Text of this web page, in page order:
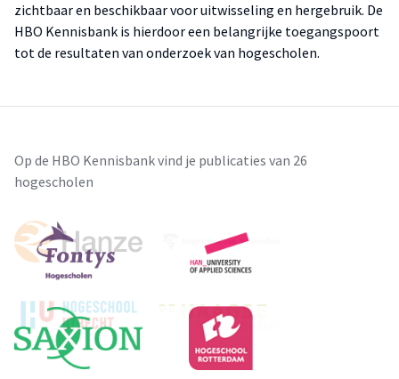
zichtbaar en beschikbaar voor uitwisseling en hergebruik. De
HBO Kennisbank is hierdoor een belangrijke toegangspoort
tot de resultaten van onderzoek van hogescholen.
Op de HBO Kennisbank vind je publicaties van 26
hogescholen